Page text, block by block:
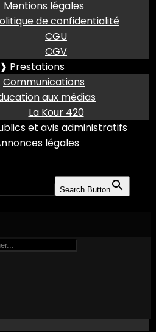
Mentions légales
de confidentialité
CGU
CGV
❱ Prestations
Communications
aux médias
La Kour 420
et avis administratifs
légales
Search Button